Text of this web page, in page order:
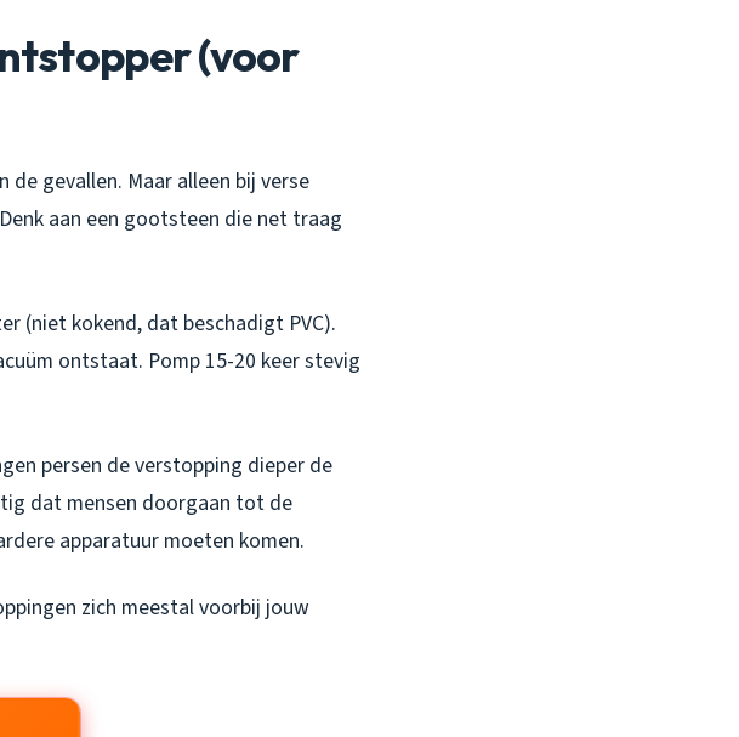
(voor
gevallen. Maar alleen bij verse
aan een gootsteen die net traag
(niet kokend, dat beschadigt PVC).
ontstaat. Pomp 15-20 keer stevig
persen de verstopping dieper de
dat mensen doorgaan tot de
apparatuur moeten komen.
zich meestal voorbij jouw